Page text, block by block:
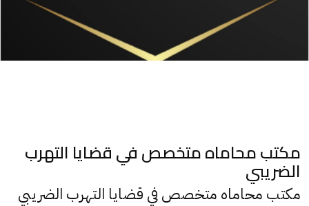
مكتب محاماه متخصص في قضايا التهرب
الضريبي
مكتب محاماه متخصص في قضايا التهرب الضريبي